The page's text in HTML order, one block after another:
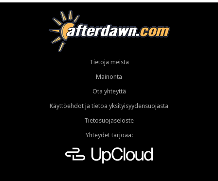
Tietoja meistä
Mainonta
Ota yhteyttä
Käyttöehdot ja tietoa yksityisyydensuojasta
Tietosuojaseloste
Yhteydet tarjoaa: